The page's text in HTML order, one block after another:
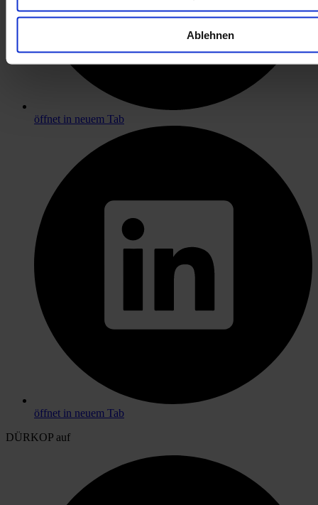
Ablehnen
öffnet in neuem Tab
öffnet in neuem Tab
DÜRKOP auf